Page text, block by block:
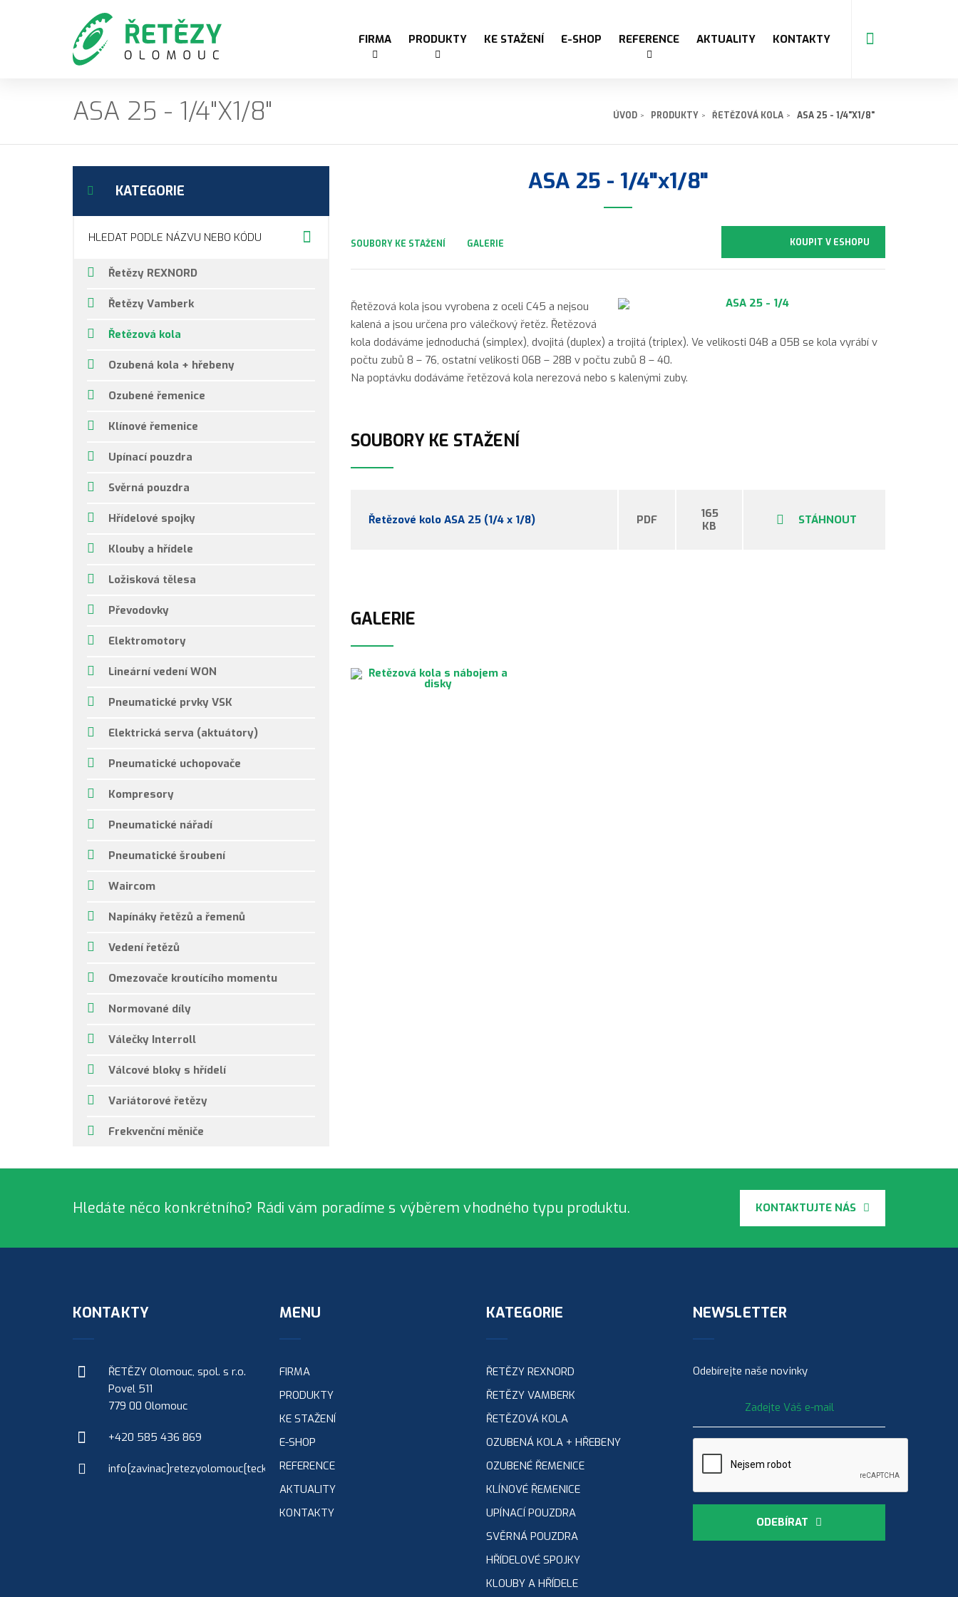
FIRMA PRODUKTY KE STAŽENÍ E-SHOP REFERENCE AKTUALITY KONTAKTY
ASA 25 - 1/4"X1/8" ÚVOD PRODUKTY ŘETĚZOVÁ KOLA ASA 25 - 1/4"X1/8"
KATEGORIE
Řetězy REXNORD
Řetězy Vamberk
Řetězová kola
Ozubená kola + hřebeny
Ozubené řemenice
Klínové řemenice
Upínací pouzdra
Svěrná pouzdra
Hřídelové spojky
Klouby a hřídele
Ložisková tělesa
Převodovky
Elektromotory
Lineární vedení WON
Pneumatické prvky VSK
Elektrická serva (aktuátory)
Pneumatické uchopovače
Kompresory
Pneumatické nářadí
Pneumatické šroubení
Waircom
Napínáky řetězů a řemenů
Vedení řetězů
Omezovače kroutícího momentu
Normované díly
Válečky Interroll
Válcové bloky s hřídelí
Variátorové řetězy
Frekvenční měniče
ASA 25 - 1/4"x1/8"
SOUBORY KE STAŽENÍ GALERIE KOUPIT V ESHOPU
Řetězová kola jsou vyrobena z oceli C45 a nejsou
kalená a jsou určena pro válečkový řetěz. Řetězová
kola dodáváme jednoduchá (simplex), dvojitá (duplex) a trojitá (triplex). Ve velikosti 04B a 05B se kola vyrábí v
počtu zubů 8 – 76, ostatní velikosti 06B – 28B v počtu zubů 8 – 40.
Na poptávku dodáváme řetězová kola nerezová nebo s kalenými zuby.
SOUBORY KE STAŽENÍ
Řetězové kolo ASA 25 (1/4 x 1/8) PDF
165
KB
STÁHNOUT
GALERIE
Hledáte něco konkrétního? Rádi vám poradíme s výběrem vhodného typu produktu. KONTAKTUJTE NÁS
KONTAKTY
ŘETĚZY Olomouc, spol. s r.o.
Povel 511
779 00 Olomouc
+420 585 436 869
info[zavinac]retezyolomouc[tecka]cz
MENU
FIRMA
PRODUKTY
KE STAŽENÍ
E-SHOP
REFERENCE
AKTUALITY
KONTAKTY
KATEGORIE
ŘETĚZY REXNORD
ŘETĚZY VAMBERK
ŘETĚZOVÁ KOLA
OZUBENÁ KOLA + HŘEBENY
OZUBENÉ ŘEMENICE
KLÍNOVÉ ŘEMENICE
UPÍNACÍ POUZDRA
SVĚRNÁ POUZDRA
HŘÍDELOVÉ SPOJKY
KLOUBY A HŘÍDELE
NEWSLETTER
Odebírejte naše novinky
ODEBÍRAT